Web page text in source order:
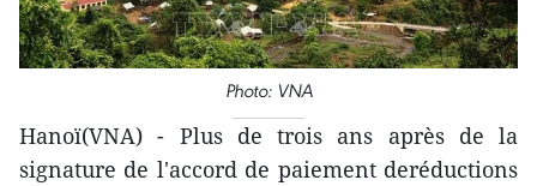
Photo: VNA
Hanoï(VNA) - Plus de trois ans après de la
signature de l'accord de paiement deréductions